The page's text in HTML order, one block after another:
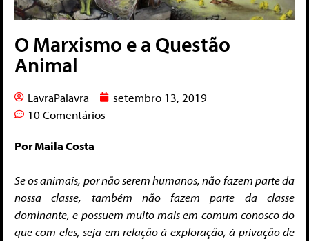
O Marxismo e a Questão
Animal
LavraPalavra
setembro 13, 2019
10 Comentários
Por Maila Costa
Se os animais, por não serem humanos, não fazem parte da
nossa classe, também não fazem parte da classe
dominante, e possuem muito mais em comum conosco do
que com eles, seja em relação à exploração, à privação de